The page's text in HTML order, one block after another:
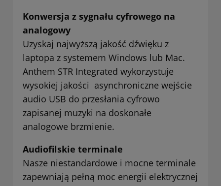
Konwersja z sygnału cyfrowego na
analogowy
Uzyskaj najwyższą jakość dźwięku z
laptopa z systemem Windows lub Mac.
Anthem STR Integrated wykorzystuje
wysokiej jakości asynchroniczne wejście
audio USB do przesłania cyfrowo
zapisanej muzyki na doskonałe
analogowe brzmienie.
Audiofilskie terminale
Nasze niestandardowe i mocne terminale
zapewniają pełną moc energii elektrycznej